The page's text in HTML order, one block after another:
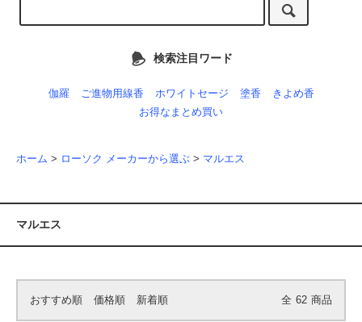
検索注目ワード
伽羅 ご進物用線香 ホワイトセージ 塗香
きよめ香
お得なまとめ買い
ホーム > ローソク メーカーから選ぶ > マルエス
マルエス
おすすめ順 価格順 新着順 全 62 商品